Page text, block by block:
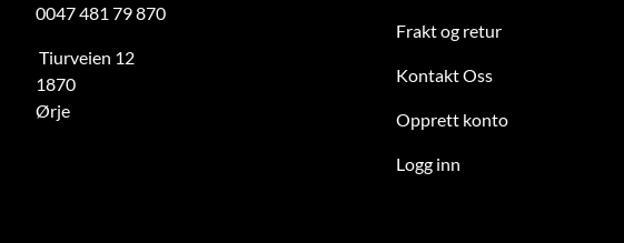
0047 481 79 870
Tiurveien 12
1870
Ørje
Frakt og retur
Kontakt Oss
Opprett konto
Logg inn